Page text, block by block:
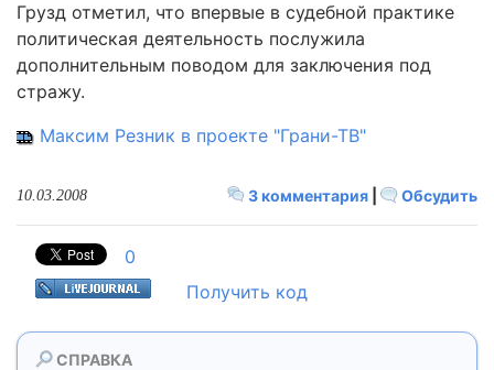
Грузд отметил, что впервые в судебной практике
политическая деятельность послужила
дополнительным поводом для заключения под
стражу.
Максим Резник в проекте "Грани-ТВ"
3 комментария Обсудить
10.03.2008
0
Получить код
СПРАВКА